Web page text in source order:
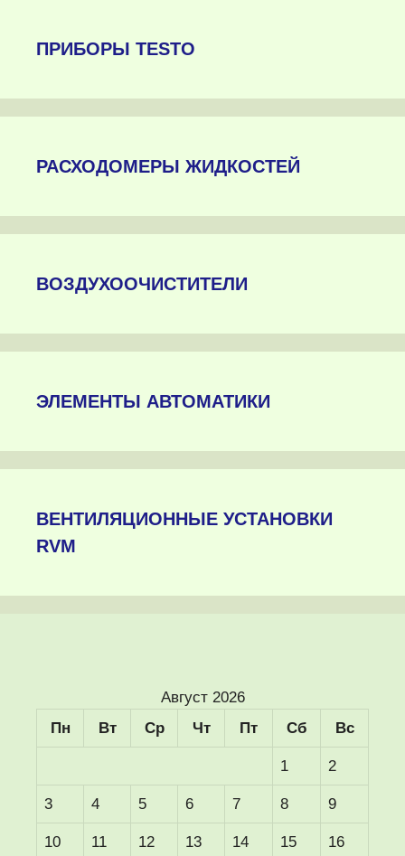
ПРИБОРЫ TESTO
РАСХОДОМЕРЫ ЖИДКОСТЕЙ
ВОЗДУХООЧИСТИТЕЛИ
ЭЛЕМЕНТЫ АВТОМАТИКИ
ВЕНТИЛЯЦИОННЫЕ УСТАНОВКИ
RVM
Август 2026
Пн
Вт Ср Чт Пт Сб Вс
1 2
3 4 5 6 7 8 9
10 11 12 13 14 15 16